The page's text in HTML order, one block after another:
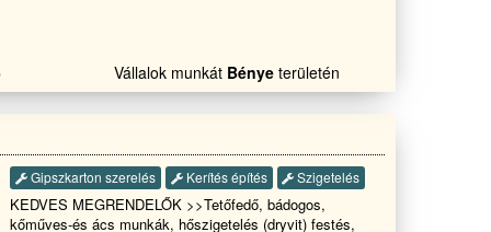
hőszigetelés, hideg-meleg burkolás, bontás festés
térbetonozás gipszkartonozás ácsmunkák Tetőjavítás
Vállalok munkát Bénye területén
Gipszkarton szerelés Kerítés építés Szigetelés
KEDVES MEGRENDELŐK >>Tetőfedő, bádogos,
kőműves-és ács munkák, hőszigetelés (dryvit) festés,